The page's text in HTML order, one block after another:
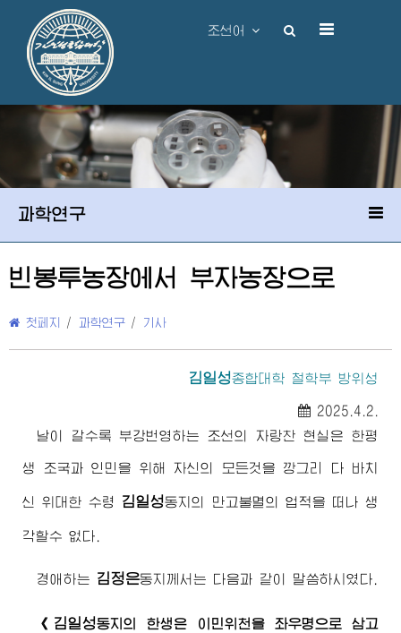
조선어
과학연구
빈봉투농장에서 부자농장으로
첫페지 / 과학연구 / 기사
김일성종합대학 철학부 방위성
2025.4.2.
날이 갈수록 부강번영하는 조선의 자랑찬 현실은 한평
생 조국과 인민을 위해 자신의 모든것을 깡그리 다 바치
신위대한 수령 김일성동지의 만고불멸의 업적을 떠나 생
각할수 없다.
경애하는 김정은동지께서 는 다음과 같이 말씀하시였다.
《 김일성동지의 한생은 이민위천을 좌우명으로 삼고